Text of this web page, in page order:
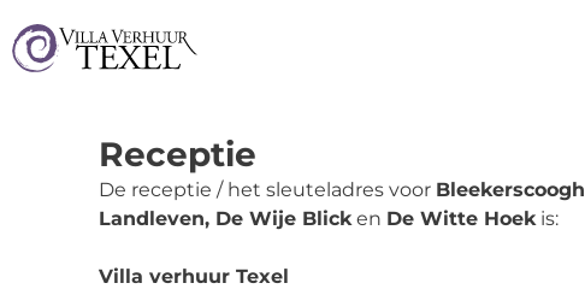
Receptie
De receptie / het sleuteladres voor Bleekerscoogh
Landleven, De Wije Blicken De Witte Hoekis:
Villa verhuur Texel